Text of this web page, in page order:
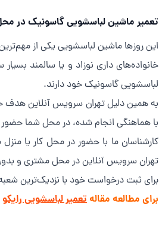
تعمیر ماشین لباسشویی گاسونیک در
این روزها ماشین لباسشویی یکی از
خانواده‌های داری نوزاد و یا سالمند
لباسشویی گاسونیک خود دارند.
به همین دلیل تهران سرویس آنلاین هدف
با هماهنگی انجام شده، در محل شما حضور
کارشناسان ما با حضور در محل کار یا
تهران سرویس آنلاین در محل مشتری و
برای ثبت درخواست خود با نزدیک‌ترین
برای مطالعه مقالهتعمیر لباسشویی رایکو